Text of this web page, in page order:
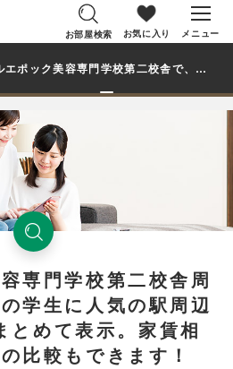
お部屋検索 お気に入り メニュー
【エイブル進学応援部】ベルエポック美容専門学校第二校舎で、学生・大学生の一人暮らし向け賃貸マンション・アパートのお部屋を探す
専門学校第二校舎周
学生に人気の駅周辺
とめて表示。家賃相
比較もできます！